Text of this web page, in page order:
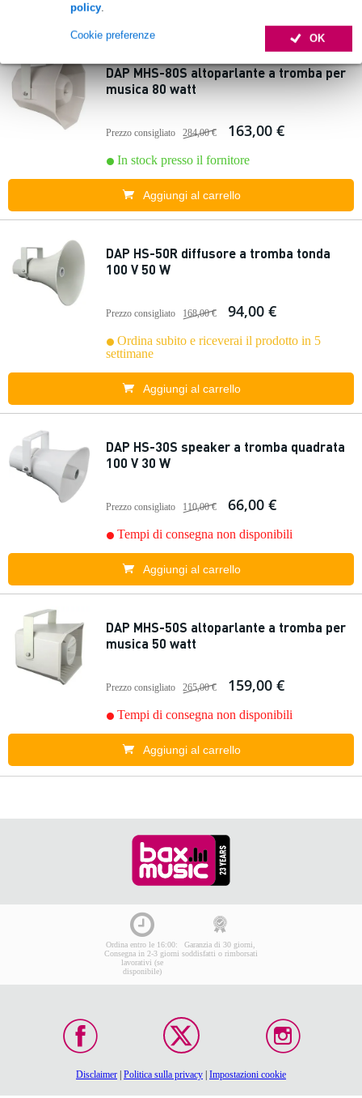
policy.
OK
Cookie preferenze
DAP MHS-80S altoparlante a tromba per
musica 80 watt
Prezzo consigliato 284,00 € 163,00 €
In stock presso il fornitore
Aggiungi al carrello
DAP HS-50R diffusore a tromba tonda
100 V 50 W
Prezzo consigliato 168,00 € 94,00 €
Ordina subito e riceverai il prodotto in 5
settimane
Aggiungi al carrello
DAP HS-30S speaker a tromba quadrata
100 V 30 W
Prezzo consigliato 110,00 € 66,00 €
Tempi di consegna non disponibili
Aggiungi al carrello
DAP MHS-50S altoparlante a tromba per
musica 50 watt
Prezzo consigliato 265,00 € 159,00 €
Tempi di consegna non disponibili
Aggiungi al carrello
Ordina entro le 16:00:
Consegna in 2-3 giorni
lavorativi (se
disponibile)
Garanzia di 30 giorni,
soddisfatti o rimborsati
Disclaimer Politica sulla privacy Impostazioni cookie